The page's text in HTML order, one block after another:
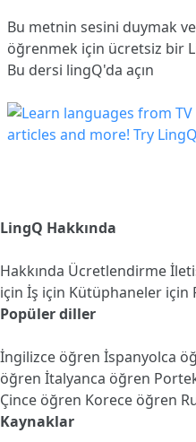
Bu metnin sesini duymak ve
öğrenmek için ücretsiz bir
Bu dersi lingQ'da açın
LingQ Hakkında
Hakkında Ücretlendirme
için İş için Kütüphaneler için
Popüler diller
İngilizce öğren İspanyolca
öğren İtalyanca öğren
Çince öğren Korece öğren
Kaynaklar